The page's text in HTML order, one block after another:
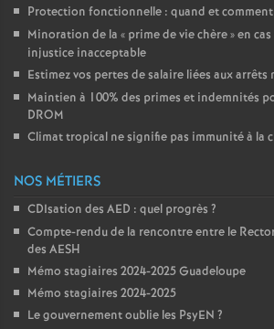
Protection fonctionnelle : quand et
Minoration de la « prime de vie chère» en
injustice inacceptable
Estimez vos pertes de salaire liées aux arrêts
Maintien à 100% des primes et indemnités
DROM
Climat tropical ne signifie pas immunité à la
NOS MÉTIERS
CDIsation des AED : quel progrès ?
Compte-rendu de la rencontre entre le
des AESH
Mémo stagiaires 2024-2025 Guadeloupe
Mémo stagiaires 2024-2025
Le gouvernement oublie les PsyEN ?